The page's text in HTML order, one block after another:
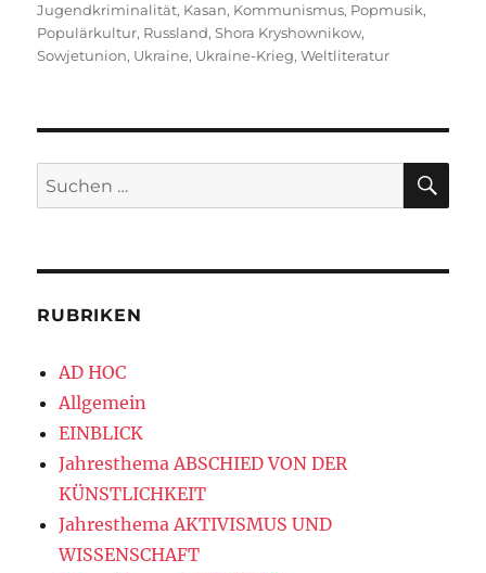
Jugendkriminalität, Kasan, Kommunismus, Popmusik,
Populärkultur, Russland,Shora Kryshownikow,
Sowjetunion, Ukraine, Ukraine-Krieg,Weltliteratur
Suchen
nach:
RUBRIKEN
AD HOC
Allgemein
EINBLICK
Jahresthema ABSCHIED VON DER
KÜNSTLICHKEIT
Jahresthema AKTIVISMUS UND
WISSENSCHAFT